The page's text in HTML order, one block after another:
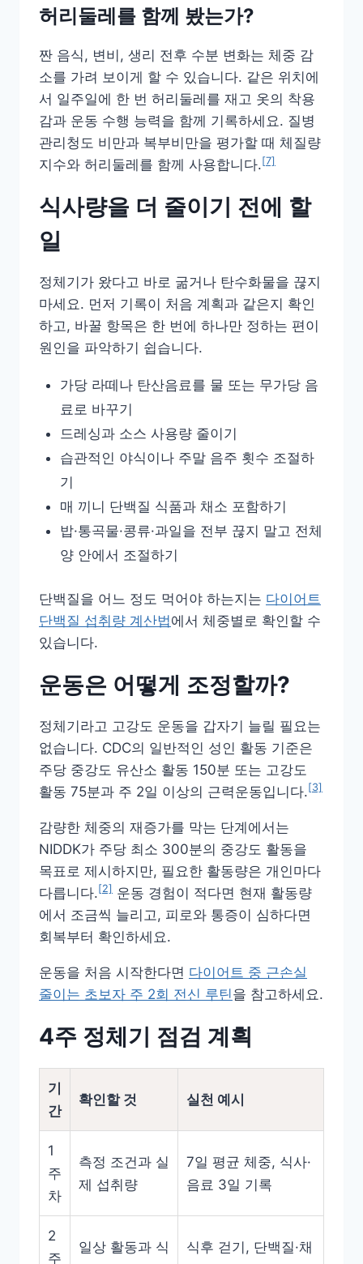
허리둘레를 함께 봤는가?
짠 음식, 변비, 생리 전후 수분 변화는 체중 감
소를 가려 보이게 할 수 있습니다. 같은 위치에
서 일주일에 한 번 허리둘레를 재고 옷의 착용
감과 운동 수행 능력을 함께 기록하세요. 질병
관리청도 비만과 복부비만을 평가할 때 체질량
지수와 허리둘레를 함께 사용합니다.[7]
식사량을 더 줄이기 전에 할
일
정체기가 왔다고 바로 굶거나 탄수화물을 끊지
마세요. 먼저 기록이 처음 계획과 같은지 확인
하고, 바꿀 항목은 한 번에 하나만 정하는 편이
원인을 파악하기 쉽습니다.
가당 라떼나 탄산음료를 물 또는 무가당 음
료로 바꾸기
드레싱과 소스 사용량 줄이기
습관적인 야식이나 주말 음주 횟수 조절하
기
매 끼니 단백질 식품과 채소 포함하기
밥·통곡물·콩류·과일을 전부 끊지 말고 전체
양 안에서 조절하기
단백질을 어느 정도 먹어야 하는지는 다이어트
단백질 섭취량 계산법에서 체중별로 확인할 수
있습니다.
운동은 어떻게 조정할까?
정체기라고 고강도 운동을 갑자기 늘릴 필요는
없습니다. CDC의 일반적인 성인 활동 기준은
주당 중강도 유산소 활동 150분 또는 고강도
활동 75분과 주 2일 이상의 근력운동입니다.[3]
감량한 체중의 재증가를 막는 단계에서는
NIDDK가 주당 최소 300분의 중강도 활동을
목표로 제시하지만, 필요한 활동량은 개인마다
다릅니다.[2] 운동 경험이 적다면 현재 활동량
에서 조금씩 늘리고, 피로와 통증이 심하다면
회복부터 확인하세요.
운동을 처음 시작한다면 다이어트 중 근손실
줄이는 초보자 주 2회 전신 루틴을 참고하세요.
4주 정체기 점검 계획
기
간
확인할 것 실천 예시
1
주
차
측정 조건과 실
제 섭취량
7일 평균 체중, 식사·
음료 3일 기록
2
주
일상 활동과 식
식후 걷기, 단백질·채